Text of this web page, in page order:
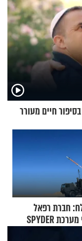
חיים מעורר
חברת רפאל
הודיעה כי מערכת SPYDER
כטב"ם